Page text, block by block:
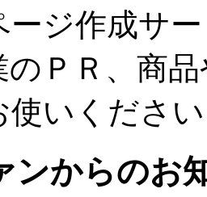
ージ作成サ
のＰＲ、商
使いくださ
ンからのお